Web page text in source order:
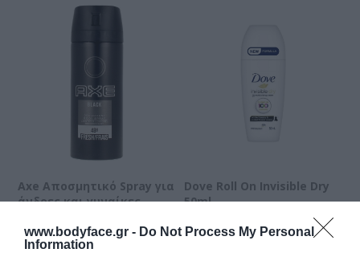
www.bodyface.gr - Do Not Process My Personal
Information
Axe Αποσμητικό Spray για
άνδρες και γυναίκες
Διαθέσιμο
Dove Roll On Invisible Dry
50ml
Διαθέσιμο